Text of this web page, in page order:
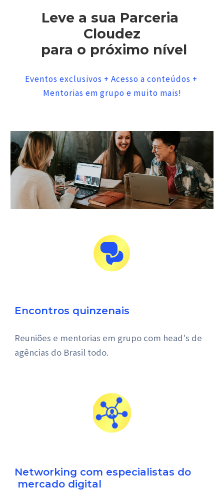
Leve a sua Parceria
Cloudez
para o próximo nível
Eventos exclusivos + Acesso a conteúdos +
Mentorias em grupo e muito mais!
Encontros quinzenais
Reuniões e mentorias em grupo com head's de
agências do Brasil todo.
Networking com especialistas do
mercado digital